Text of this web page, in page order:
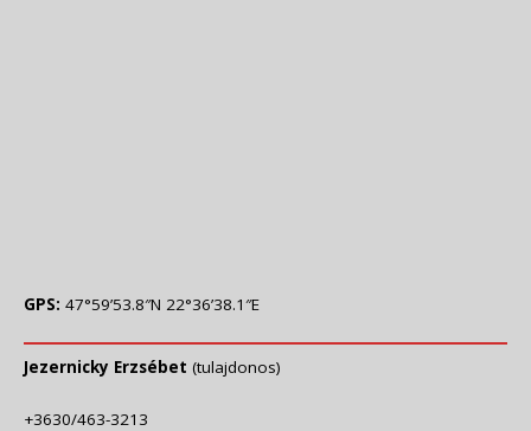
GPS: 47°59’53.8″N 22°36’38.1″E
Jezernicky Erzsébet (tulajdonos)
+3630/463-3213